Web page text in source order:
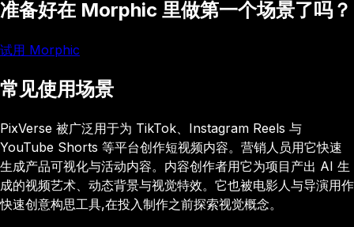
准备好在 Morphic 里做第一个场景了吗？
试用 Morphic
常见使用场景
PixVerse 被广泛用于为 TikTok、Instagram Reels 与
YouTube Shorts 等平台创作短视频内容。营销人员用它快速
生成产品可视化与活动内容。内容创作者用它为项目产出 AI 生
成的视频艺术、动态背景与视觉特效。它也被电影人与导演用作
快速创意构思工具,在投入制作之前探索视觉概念。